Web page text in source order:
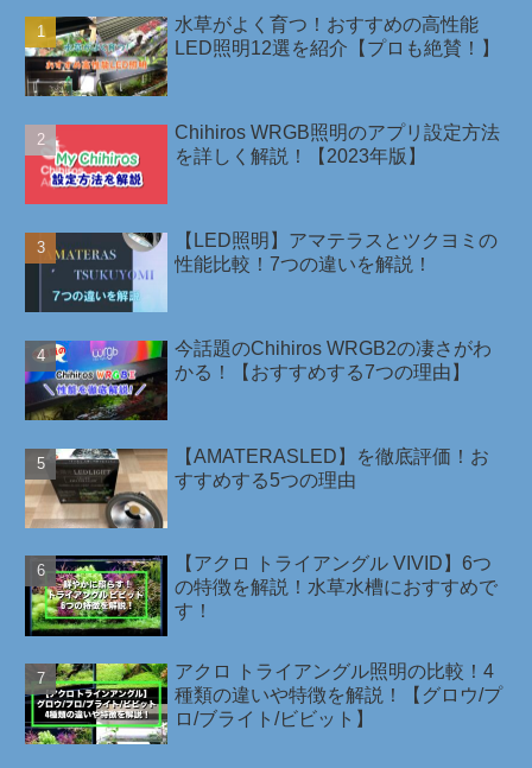
水草がよく育つ！おすすめの高性能
LED照明12選を紹介【プロも絶賛！】
Chihiros WRGB照明のアプリ設定方法
を詳しく解説！【2023年版】
【LED照明】アマテラスとツクヨミの
性能比較！7つの違いを解説！
今話題のChihiros WRGB2の凄さがわ
かる！【おすすめする7つの理由】
【AMATERASLED】を徹底評価！お
すすめする5つの理由
【アクロ トライアングル VIVID】6つ
の特徴を解説！水草水槽におすすめで
す！
アクロ トライアングル照明の比較！4
種類の違いや特徴を解説！【グロウ/プ
ロ/ブライト/ビビット】